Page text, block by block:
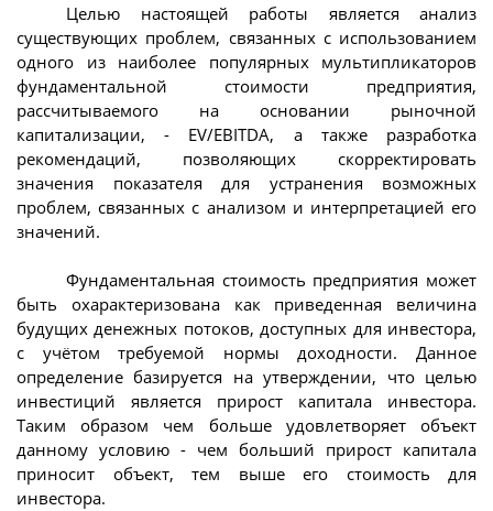
Целью настоящей работы является анализ
существующих проблем, связанных с использованием
одного из наиболее популярных мультипликаторов
фундаментальной стоимости предприятия,
рассчитываемого на основании рыночной
капитализации, - EV/EBITDA, а также разработка
рекомендаций, позволяющих скорректировать
значения показателя для устранения возможных
проблем, связанных с анализом и интерпретацией его
значений.
Фундаментальная стоимость предприятия может
быть охарактеризована как приведенная величина
будущих денежных потоков, доступных для инвестора,
с учётом требуемой нормы доходности. Данное
определение базируется на утверждении, что целью
инвестиций является прирост капитала инвестора.
Таким образом чем больше удовлетворяет объект
данному условию - чем больший прирост капитала
приносит объект, тем выше его стоимость для
инвестора.